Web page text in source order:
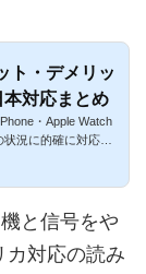
ト・デメリッ
本対応まとめ
・Apple Watch
況に的確に対応し
と信号をや
カ対応の読み